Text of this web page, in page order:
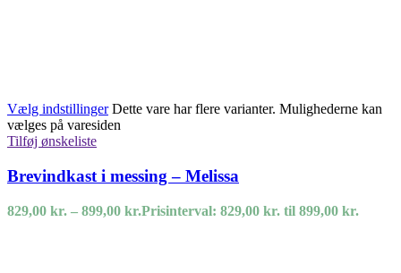
Vælg indstillinger Dette vare har flere varianter. Mulighederne kan
vælges på varesiden
Tilføj ønskeliste
Brevindkast i messing – Melissa
829,00 kr. – 899,00 kr.Prisinterval: 829,00 kr. til 899,00 kr.